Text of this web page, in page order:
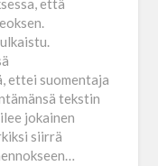
että
ettei suomentaja
tekstin
jokainen
siirrä